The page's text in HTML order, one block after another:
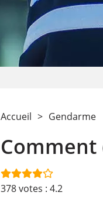
Accueil > Gendarme
Comment
378votes : 4.2